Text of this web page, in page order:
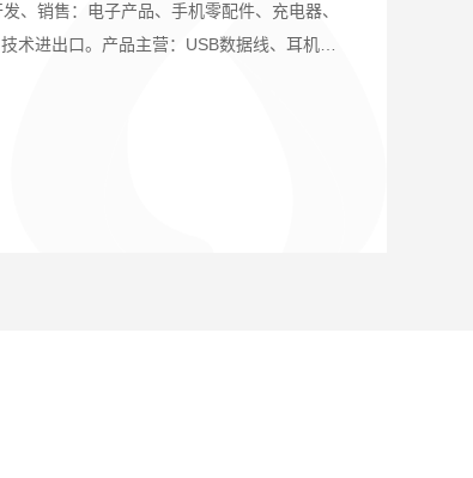
、 销售： 电子产品、手机零配件、充电器、
术进出口。产品主营：USB数据线、耳机、
合公司雄厚的技术力量、严格的品质管制、